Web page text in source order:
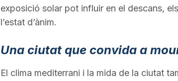
exposició solar pot influir en el descans,
l’estat d’ànim.
Una ciutat que convida a
El clima mediterrani i la mida de la ciutat